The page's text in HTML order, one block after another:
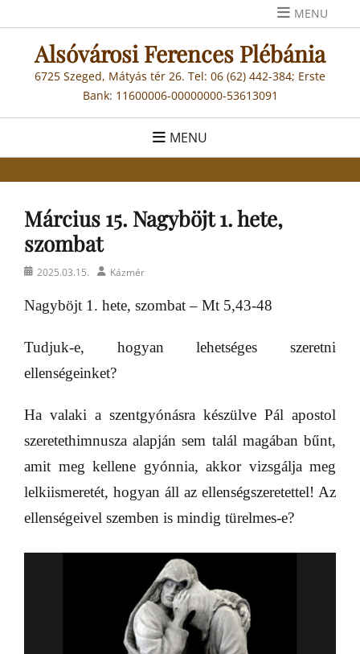
to
content
MENU
Alsóvárosi Ferences Plébánia
6725 Szeged, Mátyás tér 26. Tel: 06 (62) 442-384; Erste
Bank: 11600006-00000000-53613091
MENU
Március 15. Nagyböjt 1. hete,
szombat
Posted2025.03.15. AuthorKázmér
Nagyböjt 1. hete, szombat – Mt 5,43-48
Tudjuk-e, hogyan lehetséges szeretni
ellenségeinket?
Ha valaki a szentgyónásra készülve Pál apostol
szeretethimnusza alapján sem talál magában bűnt,
amit meg kellene gyónnia, akkor vizsgálja meg
lelkiismeretét, hogyan áll az ellenségszeretettel! Az
ellenségeivel szemben is mindig türelmes-e?